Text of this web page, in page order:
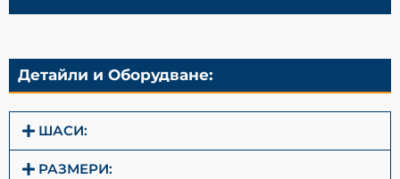
Детайли и Оборудване:
ШАСИ:
РАЗМЕРИ: